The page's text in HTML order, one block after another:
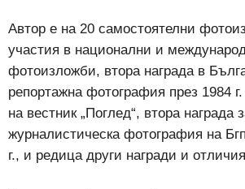
Автор е на 20 самостоятелни
участия в национални и
фотоизложби, втора награда в
репортажна фотография през 1984
на вестник „Поглед“, втора награда
журналистическа фотография на
г., и редица други награди и